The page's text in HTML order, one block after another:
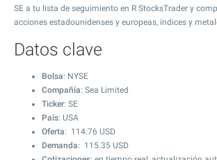
SE a tu lista de seguimiento en R StocksTrader y
acciones estadounidenses y europeas, índices y
Datos clave
Bolsa: NYSE
Compañía: Sea Limited
Ticker: SE
País: USA
Oferta: 114.76 USD
Demanda: 115.35 USD